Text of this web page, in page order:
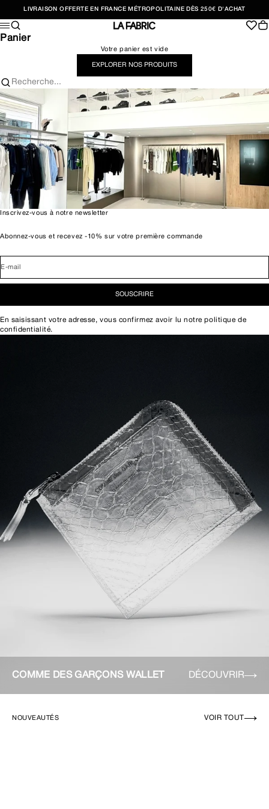
LIVRAISON OFFERTE EN FRANCE MÉTROPOLITAINE DÈS 250€ D'ACHAT
LA FABRIC SHOP
Menu
Recherche
Panier
Votre panier est vide
EXPLORER NOS PRODUITS
Recherche...
Inscrivez-vous à notre newsletter
Abonnez-vous et recevez -10% sur votre première commande
E-mail
SOUSCRIRE
En saisissant votre adresse, vous confirmez avoir lu notrepolitique de
confidentialité.
COMME DES GARÇONS WALLET DÉCOUVRIR
NOUVEAUTÉS VOIR TOUT